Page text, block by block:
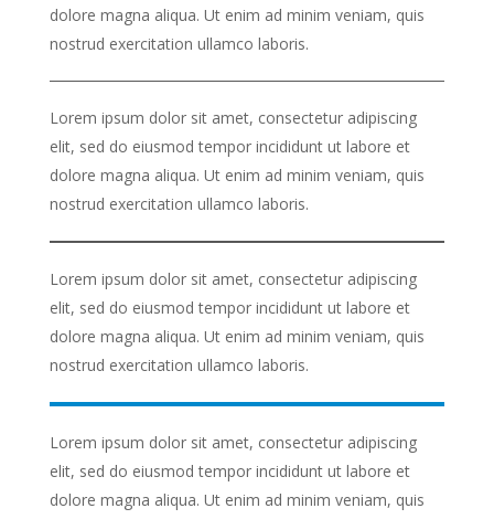
dolore magna aliqua. Ut enim ad minim veniam, quis
nostrud exercitation ullamco laboris.
Lorem ipsum dolor sit amet, consectetur adipiscing
elit, sed do eiusmod tempor incididunt ut labore et
dolore magna aliqua. Ut enim ad minim veniam, quis
nostrud exercitation ullamco laboris.
Lorem ipsum dolor sit amet, consectetur adipiscing
elit, sed do eiusmod tempor incididunt ut labore et
dolore magna aliqua. Ut enim ad minim veniam, quis
nostrud exercitation ullamco laboris.
Lorem ipsum dolor sit amet, consectetur adipiscing
elit, sed do eiusmod tempor incididunt ut labore et
dolore magna aliqua. Ut enim ad minim veniam, quis